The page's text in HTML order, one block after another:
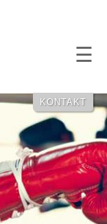
NAVIGATION
KONTAKT